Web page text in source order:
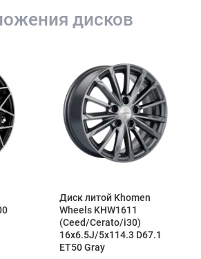
дисков
Диск литой Khomen
Wheels KHW1611
(Ceed/Cerato/i30)
16x6.5J/5x114.3 D67.1
ET50 Gray